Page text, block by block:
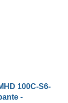
100C-S6-
-